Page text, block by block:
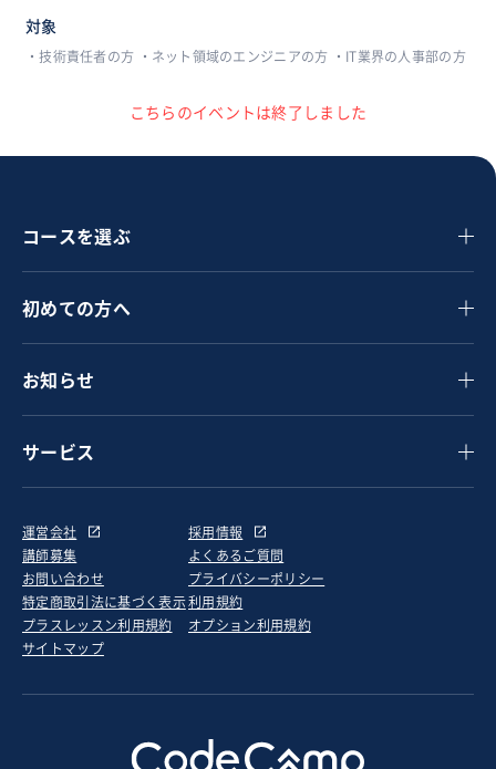
対象
・技術責任者の方 ・ネット領域のエンジニアの方 ・IT業界の人事部の方
こちらのイベントは終了しました
コースを選ぶ
初めての方へ
お知らせ
サービス
運営会社
採用情報
講師募集
よくあるご質問
お問い合わせ
プライバシーポリシー
特定商取引法に基づく表示利用規約
プラスレッスン利用規約
オプション利用規約
サイトマップ